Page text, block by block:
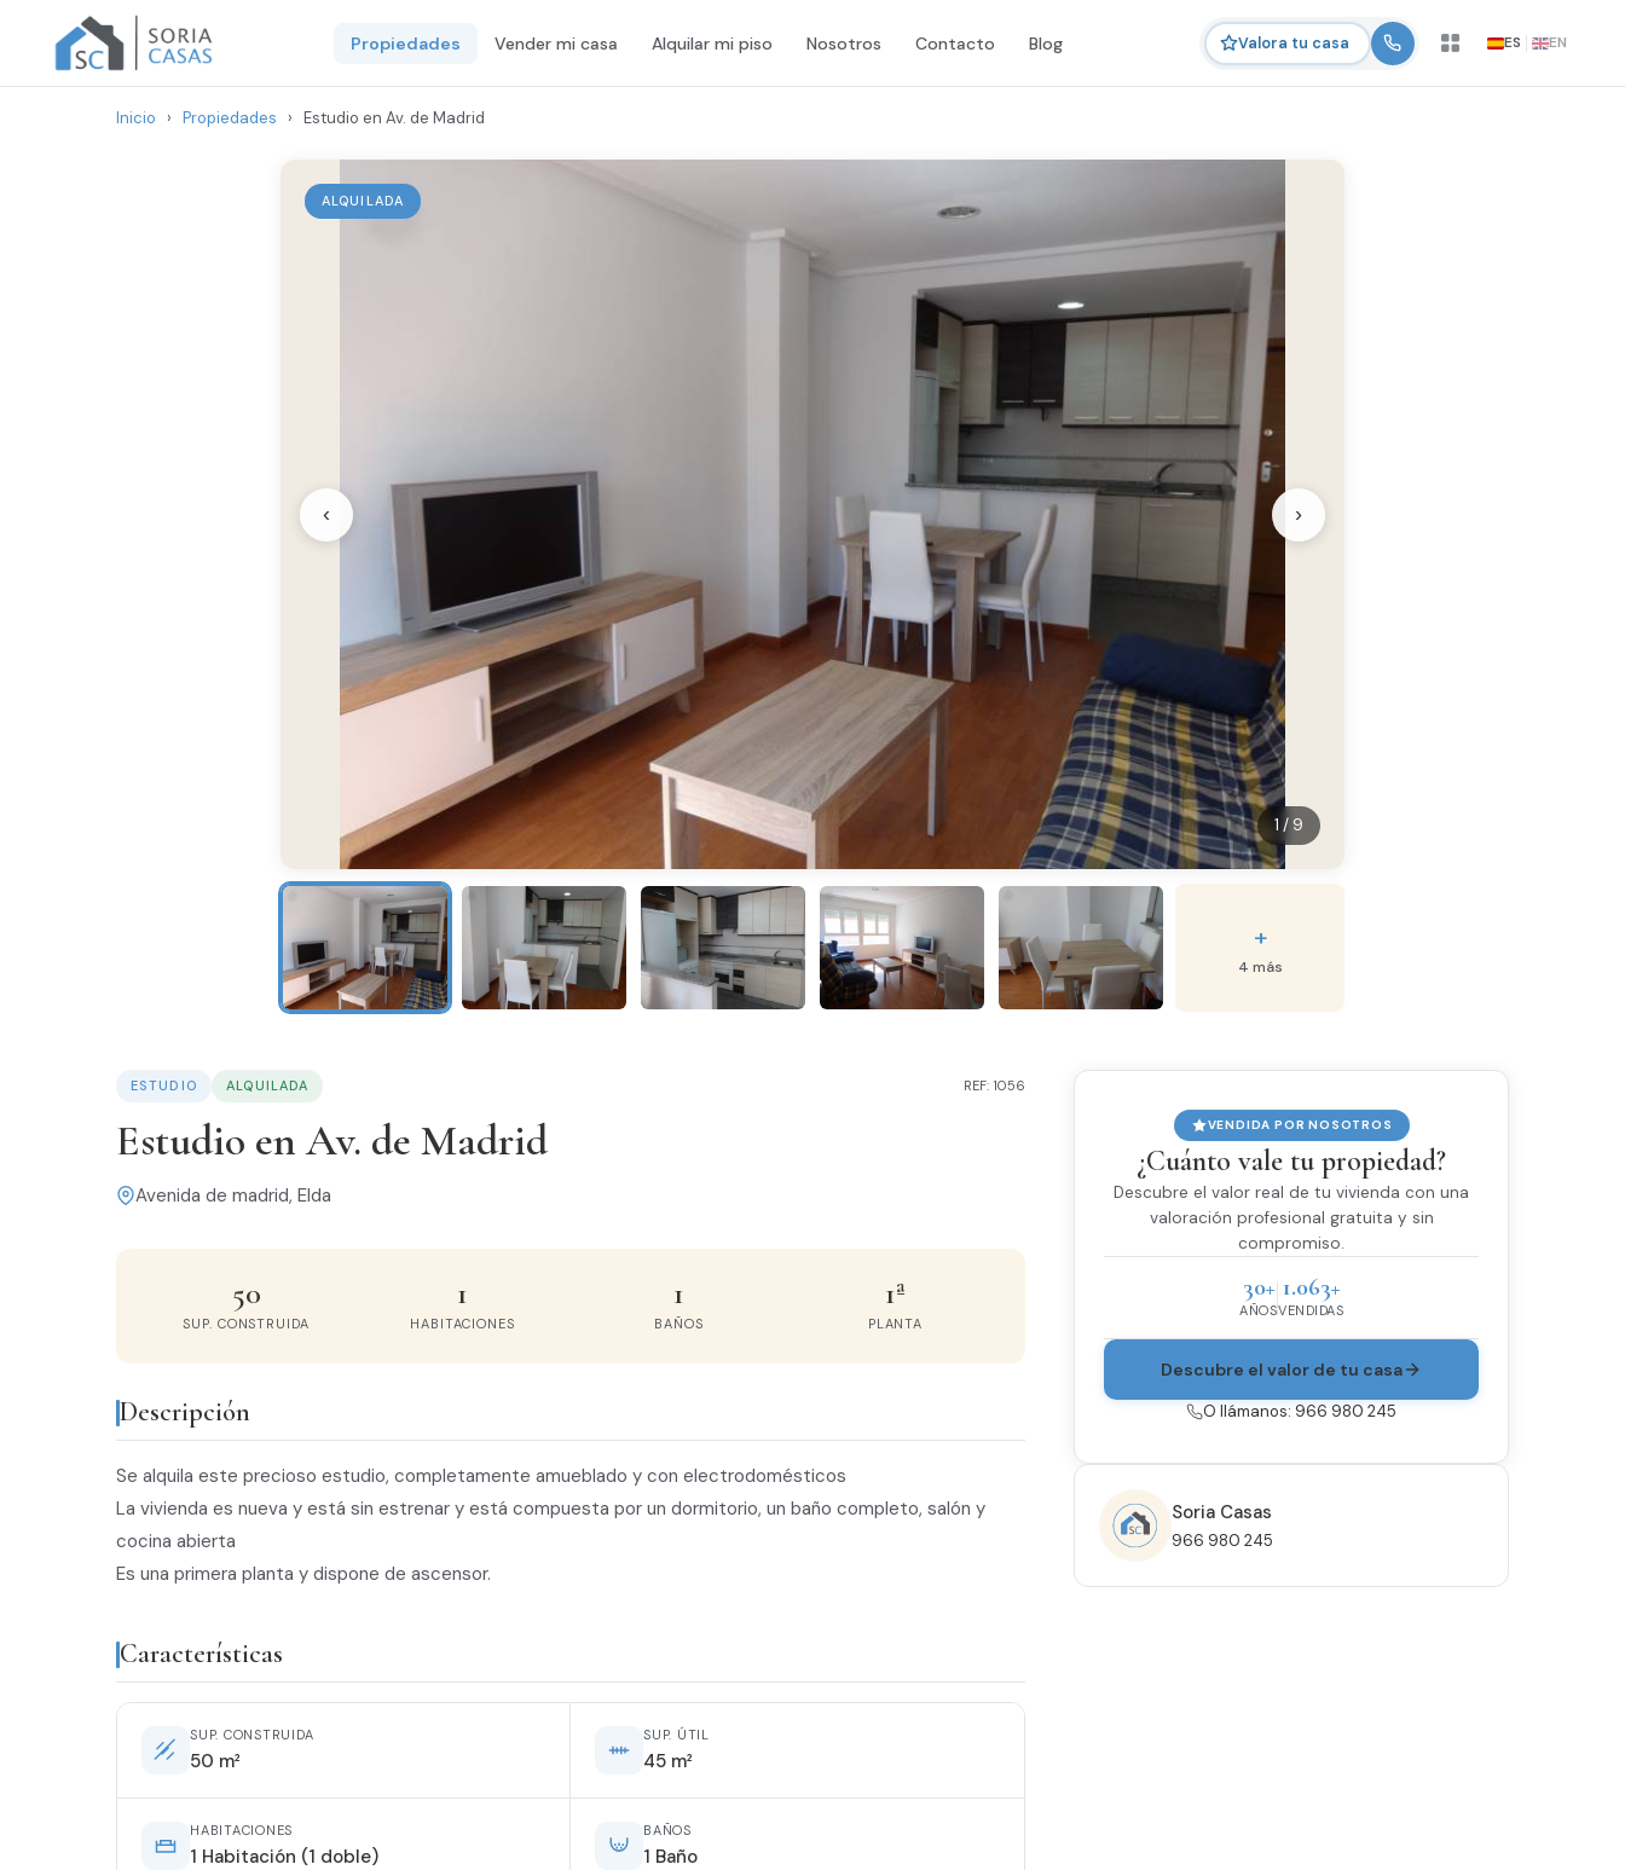
Propiedades Vender mi casa Alquilar mi piso Nosotros Contacto Blog Valora tu casa ES EN
Inicio › Propiedades › Estudio en Av. de Madrid
ALQUILADA
1 / 9
‹ ›
+
4 más
ESTUDIO ALQUILADA REF: 1056
Estudio en Av. de Madrid
Avenida de madrid, Elda
50
SUP. CONSTRUIDA
1
HABITACIONES
1
BAÑOS
1ª
PLANTA
Descripción
Se alquila este precioso estudio, completamente amueblado y con electrodomésticos
La vivienda es nueva y está sin estrenar y está compuesta por un dormitorio, un baño completo, salón y
cocina abierta
Es una primera planta y dispone de ascensor.
Características
SUP. CONSTRUIDA
50 m²
SUP. ÚTIL
45 m²
HABITACIONES
1 Habitación (1 doble)
BAÑOS
1 Baño
VENDIDA POR NOSOTROS
¿Cuánto vale tu propiedad?
Descubre el valor real de tu vivienda con una
valoración profesional gratuita y sin
compromiso.
30+
AÑOS
1.063+
VENDIDAS
Descubre el valor de tu casa
O llámanos: 966 980 245
Soria Casas
966 980 245